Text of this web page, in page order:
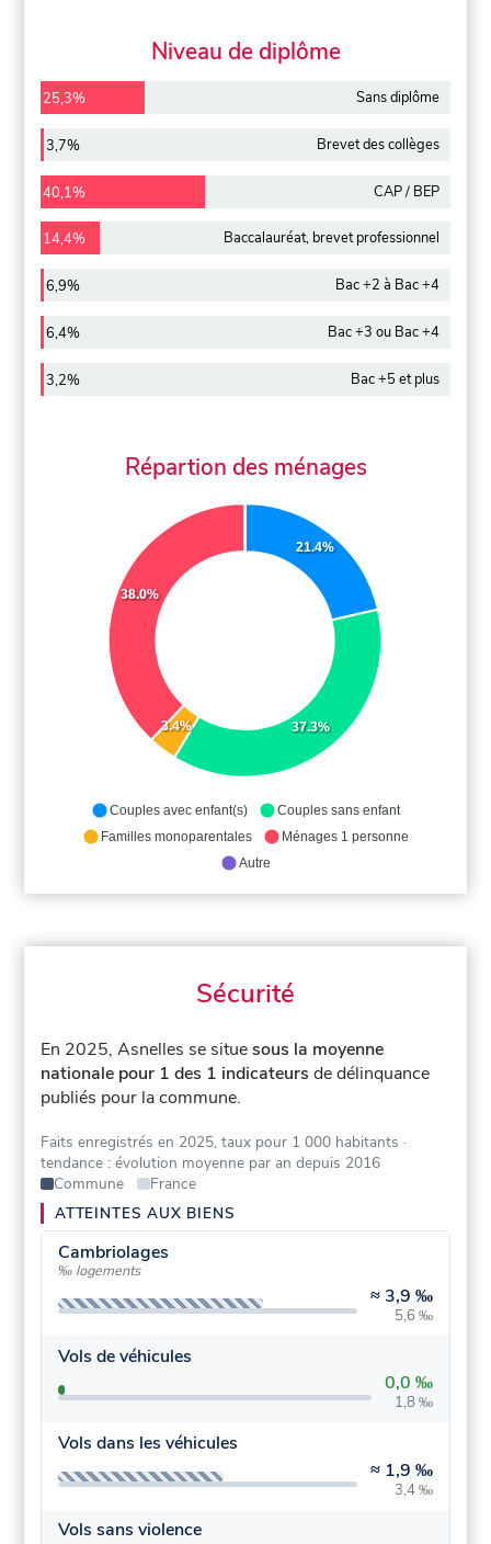
Niveau de diplôme
25,3% Sans diplôme
3,7% Brevet des collèges
40,1% CAP / BEP
14,4% Baccalauréat, brevet professionnel
6,9% Bac +2 à Bac +4
6,4% Bac +3 ou Bac +4
3,2% Bac +5 et plus
Répartion des ménages
21.4%
37.3%
3.4%
38.0%
Couples avec enfant(s)
Couples sans enfant
Familles monoparentales
Ménages 1 personne
Autre
Sécurité
En 2025, Asnelles se situesous la moyenne
nationale pour 1 des 1 indicateurs de délinquance
publiés pour la commune.
Faits enregistrés en 2025, taux pour 1 000 habitants ·
tendance : évolution moyenne par an depuis 2016
Commune
France
ATTEINTES AUX BIENS
Cambriolages
‰ logements
≈ 3,9 ‰
5,6 ‰
Vols de véhicules
0,0 ‰
1,8 ‰
Vols dans les véhicules
≈ 1,9 ‰
3,4 ‰
Vols sans violence